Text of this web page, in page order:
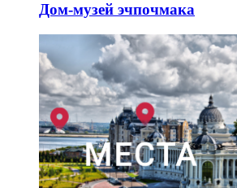
Дом-музей эчпочмака